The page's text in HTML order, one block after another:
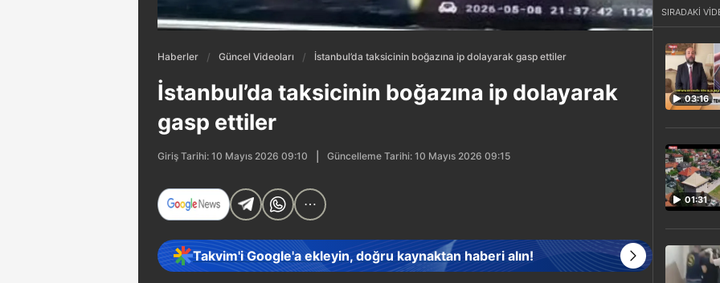
Haberler Güncel Videoları İstanbul’da taksicinin boğazına ip dolayarak gasp ettiler
İstanbul’da taksicinin boğazına ip dolayarak
gasp ettiler
Giriş Tarihi: 10 Mayıs 2026 09:10 Güncelleme Tarihi: 10 Mayıs 2026 09:15
Takvim'i Google'a ekleyin, doğru kaynaktan haberi alın!
SIRADAKİ
03:16
01:31